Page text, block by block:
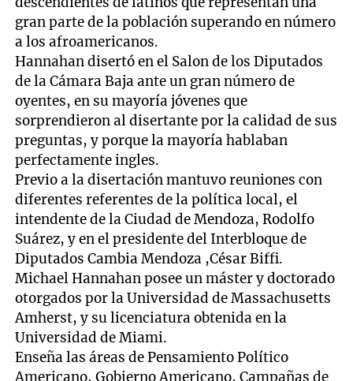
gran parte de la población superando en número
a los afroamericanos.
Hannahan disertó en el Salon de los Diputados
de la Cámara Baja ante un gran número de
oyentes, en su mayoría jóvenes que
sorprendieron al disertante por la calidad de sus
preguntas, y porque la mayoría hablaban
perfectamente ingles.
Previo a la disertación mantuvo reuniones con
diferentes referentes de la política local, el
intendente de la Ciudad de Mendoza, Rodolfo
Suárez, y en el presidente del Interbloque de
Diputados Cambia Mendoza ,César Biffi.
Michael Hannahan posee un máster y doctorado
otorgados por la Universidad de Massachusetts
Amherst, y su licenciatura obtenida en la
Universidad de Miami.
Enseña las áreas de Pensamiento Político
Americano, Gobierno Americano, Campañas de